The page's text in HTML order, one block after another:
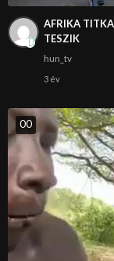
AFRIKA
TESZIK
hun_tv
3 év
00